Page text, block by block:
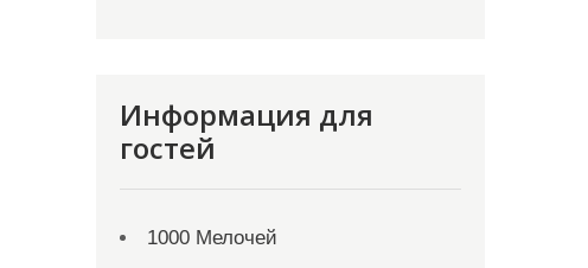
Информация для
гостей
1000 Мелочей